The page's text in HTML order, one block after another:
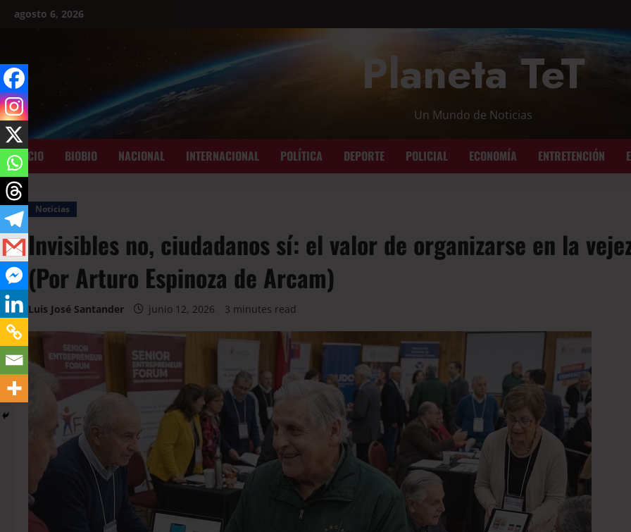
agosto 6, 2026
Planeta TeT
Un Mundo de Noticias
INICIO BIOBIO NACIONAL INTERNACIONAL POLÍTICA DEPORTE POLICIAL ECONOMÍA ENTRETENCIÓN
Noticias
Invisibles no, ciudadanos sí: el valor de organizarse en la
(Por Arturo Espinoza de Arcam)
Luis José Santander junio 12, 2026 3 minutes read